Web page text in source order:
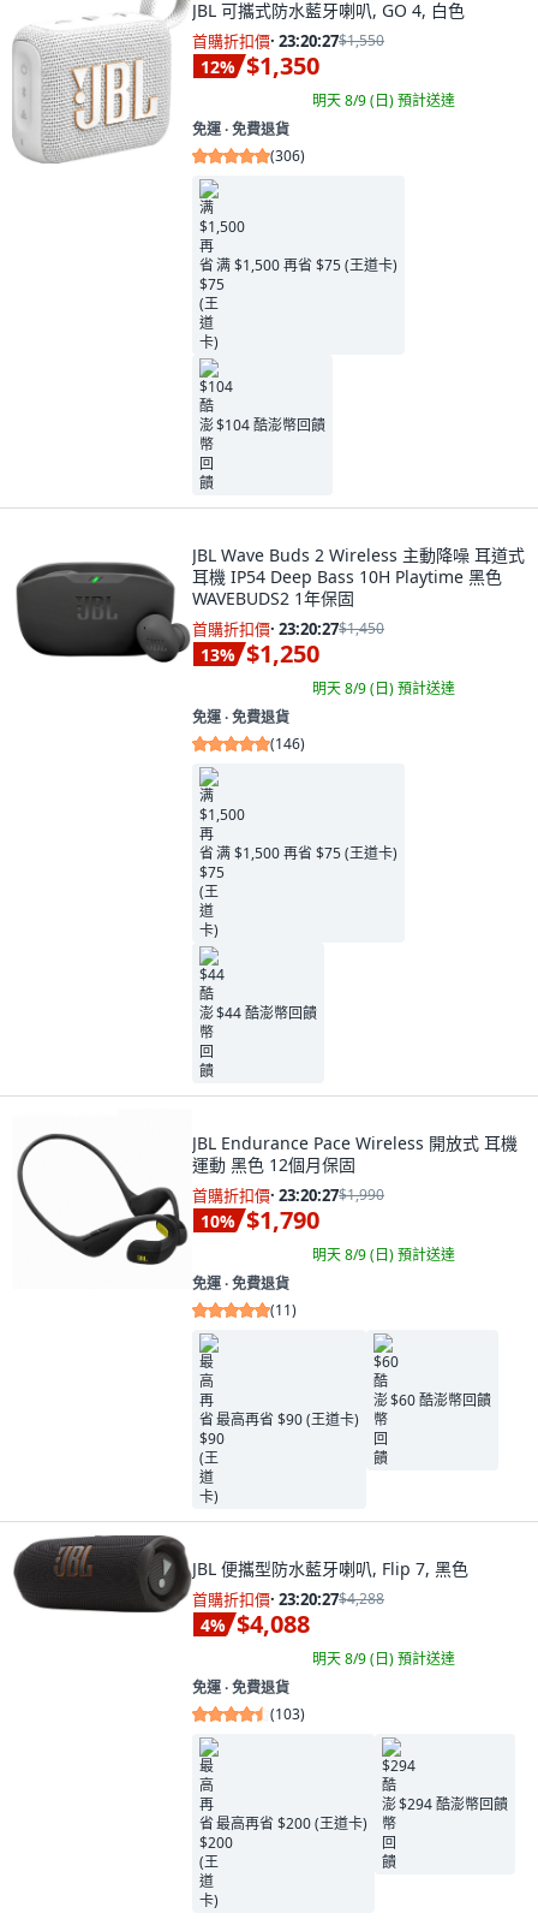
JBL 可攜式防水藍牙喇叭, GO 4, 白色
首購折扣價· 23:20:26$1,550
12% $1,350
明天 8/9 (日)預計送達
免運 ∙ 免費退貨
(306)
满 $1,500 再省 $75 (王道卡)
$104 酷澎幣回饋
JBL Wave Buds 2 Wireless 主動降噪 耳道式
耳機 IP54 Deep Bass 10H Playtime 黑色
WAVEBUDS2 1年保固
首購折扣價· 23:20:26$1,450
13% $1,250
明天 8/9 (日)預計送達
免運 ∙ 免費退貨
(146)
满 $1,500 再省 $75 (王道卡)
$44 酷澎幣回饋
JBL Endurance Pace Wireless 開放式 耳機
運動 黑色 12個月保固
首購折扣價· 23:20:26$1,990
10% $1,790
明天 8/9 (日)預計送達
免運 ∙ 免費退貨
(11)
最高再省 $90 (王道卡)
$60 酷澎幣回饋
JBL 便攜型防水藍牙喇叭, Flip 7, 黑色
首購折扣價· 23:20:26$4,288
4% $4,088
明天 8/9 (日)預計送達
免運 ∙ 免費退貨
(103)
最高再省 $200 (王道卡)
$294 酷澎幣回饋